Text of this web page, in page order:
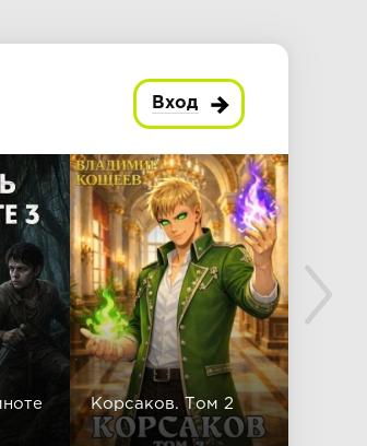
Вход
Корсаков. Том 2